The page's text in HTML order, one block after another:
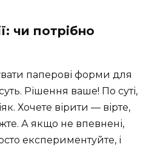
чи потрібно
паперові форми для
Рішення ваше! По суті,
Хочете вірити — вірте,
А якщо не впевнені,
експериментуйте, і